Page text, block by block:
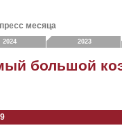
месяца
2024 2023
большой